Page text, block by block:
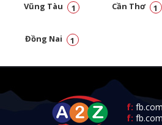
Vũng Tàu 1 Cần Thơ 1
Đồng Nai 1
f:
f: